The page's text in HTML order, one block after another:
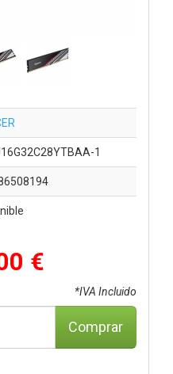
1
€
*IVA Incluido
Comprar